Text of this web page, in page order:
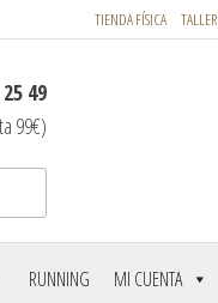
TIENDA FÍSICA TALLER
49
99€)
RUNNING MI CUENTA